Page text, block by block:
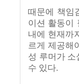
때문에 책임
이션 활동이
내에 현재까
르게 제공해
성 루머가
수 있다.